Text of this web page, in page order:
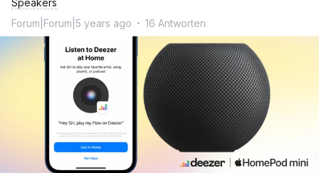
Speakers
Forum|Forum|5 years ago
16 Antworten